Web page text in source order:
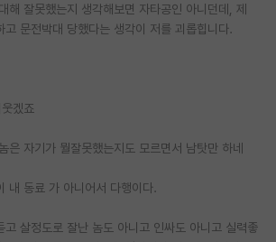
해 잘못했는지 생각해보면 자타공인 아니던데, 제
고 문전박대 당했다는 생각이 저를 괴롭힙니다.
겠죠
은 자기가 뭘잘못했는지도 모르면서 남탓만 하네
내 동료 가 아니어서 다행이다.
고 살정도로 잘난 놈도 아니고 인싸도 아니고 실력좋